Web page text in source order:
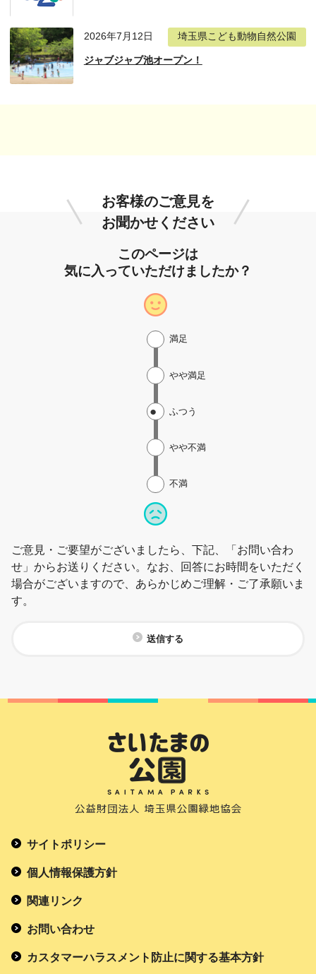
2026年7月12日 埼玉県こども動物自然公園
ジャブジャブ池オープン！
お客様のご意見を
お聞かせください
このページは
気に入っていただけましたか？
不満
やや不満
ふつう
やや満足
満足
ご意見・ご要望がございましたら、下記、「お問い合わ
せ」からお送りください。なお、回答にお時間をいただく
場合がございますので、あらかじめご理解・ご了承願いま
す。
送信する
サイトポリシー
個人情報保護方針
関連リンク
お問い合わせ
カスタマーハラスメント防止に関する基本方針